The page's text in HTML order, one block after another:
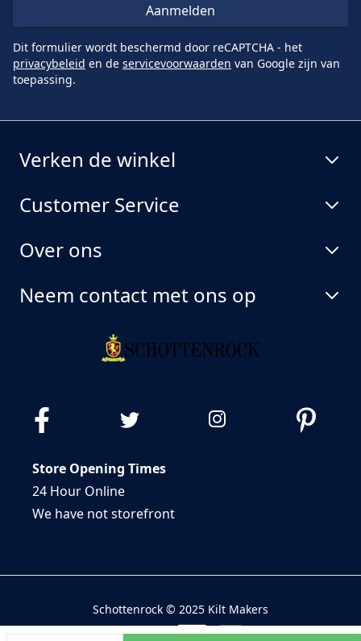
Aanmelden
Dit formulier wordt beschermd door reCAPTCHA - het
privacybeleid en de servicevoorwaarden van Google zijn van
toepassing.
Verken de winkel
Customer Service
Over ons
Neem contact met ons op
Store Opening Times
24 Hour Online
We have not storefront
Schottenrock © 2025 Kilt Makers